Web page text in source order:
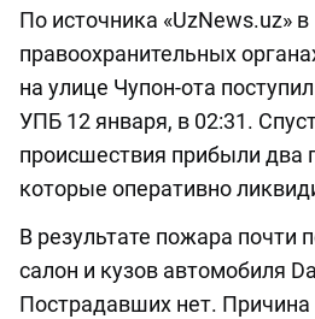
По источника «UzNews.uz» в
правоохранительных
на улице Чупон-ота
УПБ 12 января, в 02:31.
происшествия прибыли два
которые оперативно
В результате пожара почти
салон и кузов автомобиля
Пострадавших нет. Причина